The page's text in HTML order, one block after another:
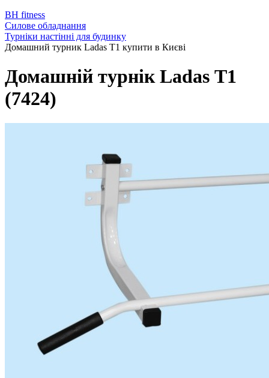
BH fitness
Силове обладнання
Турніки настінні для будинку
Домашний турник Ladas Т1 купити в Києві
Домашній турнік Ladas Т1
(7424)